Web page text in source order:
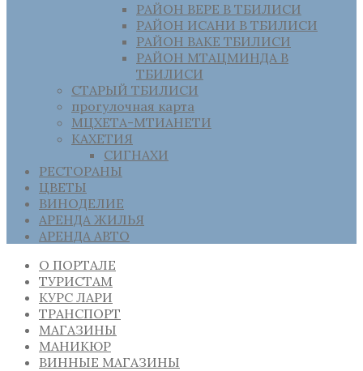
РАЙОН ВЕРЕ В ТБИЛИСИ
РАЙОН ИСАНИ В ТБИЛИСИ
РАЙОН ВАКЕ ТБИЛИСИ
РАЙОН МТАЦМИНДА В
ТБИЛИСИ
СТАРЫЙ ТБИЛИСИ
прогулочная карта
МЦХЕТА-МТИАНЕТИ
КАХЕТИЯ
СИГНАХИ
РЕСТОРАНЫ
ЦВЕТЫ
ВИНОДЕЛИЕ
АРЕНДА ЖИЛЬЯ
АРЕНДА АВТО
О ПОРТАЛЕ
ТУРИСТАМ
КУРС ЛАРИ
ТРАНСПОРТ
МАГАЗИНЫ
МАНИКЮР
ВИННЫЕ МАГАЗИНЫ